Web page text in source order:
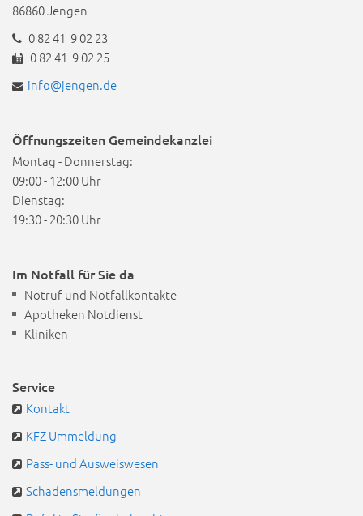
86860 Jengen
0 82 41 9 02 23
0 82 41 9 02 25
info@jengen.de
Öffnungszeiten Gemeindekanzlei
Montag - Donnerstag:
09:00 - 12:00 Uhr
Dienstag:
19:30 - 20:30 Uhr
Im Notfall für Sie da
Notruf und Notfallkontakte
Apotheken Notdienst
Kliniken
Service
Kontakt
KFZ-Ummeldung
Pass- und Ausweiswesen
Schadensmeldungen